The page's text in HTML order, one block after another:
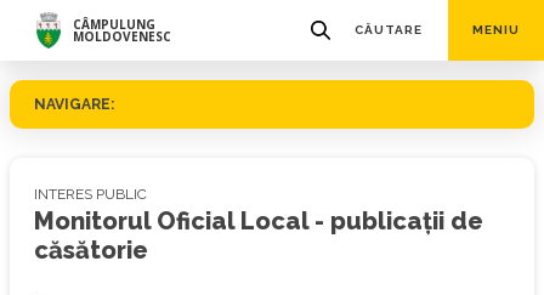
CÂMPULUNG
MOLDOVENESC CĂUTARE MENIU
NAVIGARE:
INTERES PUBLIC
Monitorul Oficial Local - publicații de
căsătorie